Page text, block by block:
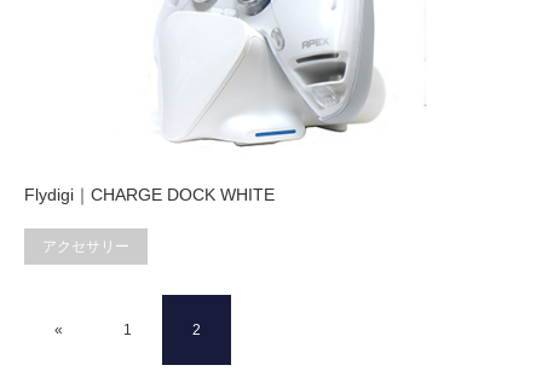
Flydigi｜CHARGE DOCK WHITE
アクセサリー
« 1 2